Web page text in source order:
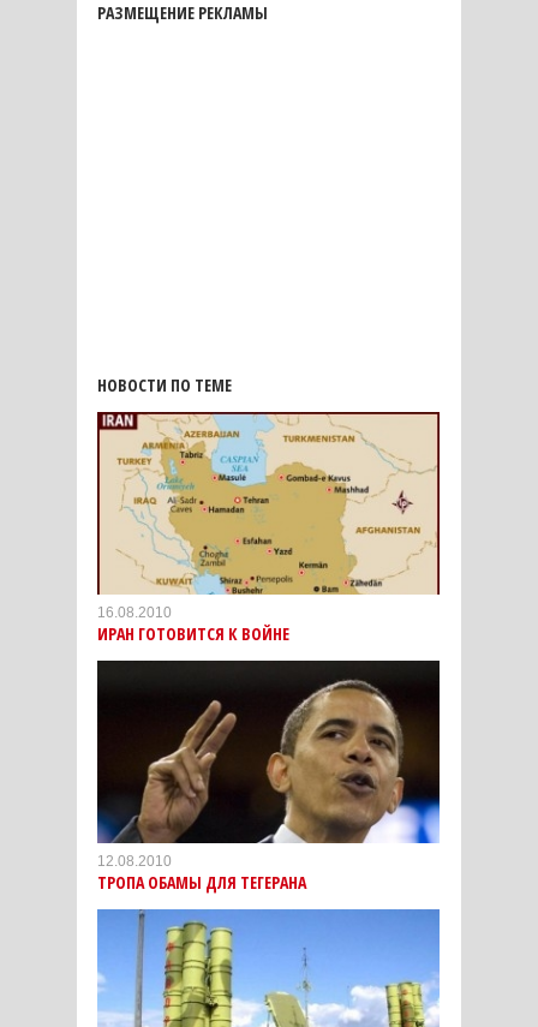
РАЗМЕЩЕНИЕ РЕКЛАМЫ
НОВОСТИ ПО ТЕМЕ
16.08.2010
ИРАН ГОТОВИТСЯ К ВОЙНЕ
12.08.2010
ТРОПА ОБАМЫ ДЛЯ ТЕГЕРАНА